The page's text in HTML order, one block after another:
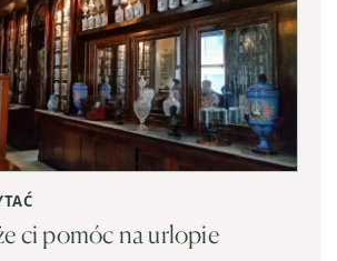
ci pomóc na urlopie